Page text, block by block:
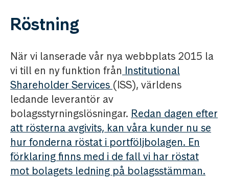
Röstning
När vi lanserade vår nya webbplats 2015 la
vi till en ny funktion från Institutional
Shareholder Services (ISS), världens
ledande leverantör av
bolagsstyrningslösningar. Redan dagen efter
att rösterna avgivits, kan våra kunder nu se
hur fonderna röstat i portföljbolagen. En
förklaring finns med i de fall vi har röstat
mot bolagets ledning på bolagsstämman.